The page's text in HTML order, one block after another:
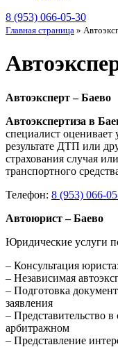
8 (953) 066-05-30
Главная страница »
Автоэксперт – Баево
Автоэкспертиза в
специалист
результате ДТП или
страхования случая
транспортного
Телефон: 8 (953) 066-
Автоюрист – Баево
Юридические услуги
– Консультация
– Независимая
– Подготовка
заявления
– Представительство
арбитражном
– Представление